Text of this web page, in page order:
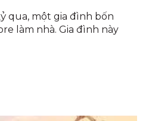
qua, một gia đình bốn
làm nhà. Gia đình này